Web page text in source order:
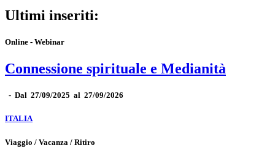
Ultimi inseriti:
Online - Webinar
Connessione spirituale e Medianità
- Dal 27/09/2025 al 27/09/2026
ITALIA
Viaggio / Vacanza / Ritiro